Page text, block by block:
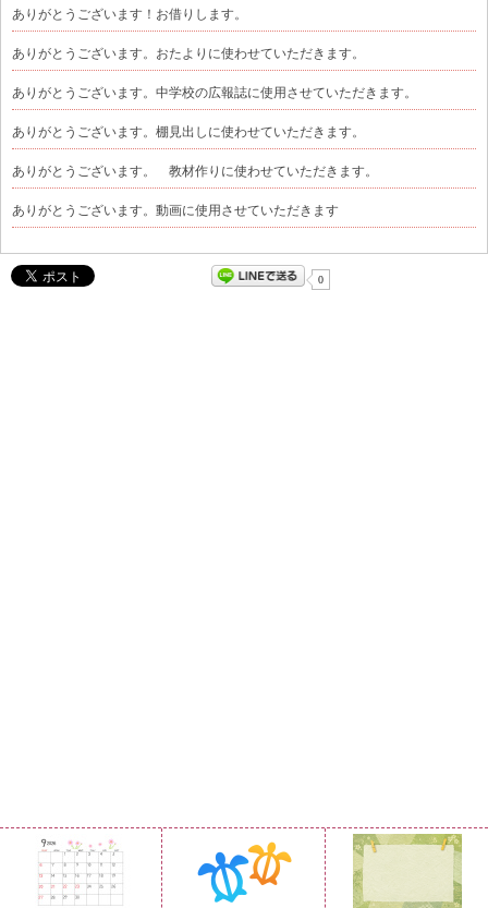
ありがとうございます！お借りします。
ありがとうございます。おたよりに使わせていただきます。
ありがとうございます。中学校の広報誌に使用させていただきます。
ありがとうございます。棚見出しに使わせていただきます。
ありがとうございます。 教材作りに使わせていただきます。
ありがとうございます。動画に使用させていただきます
0